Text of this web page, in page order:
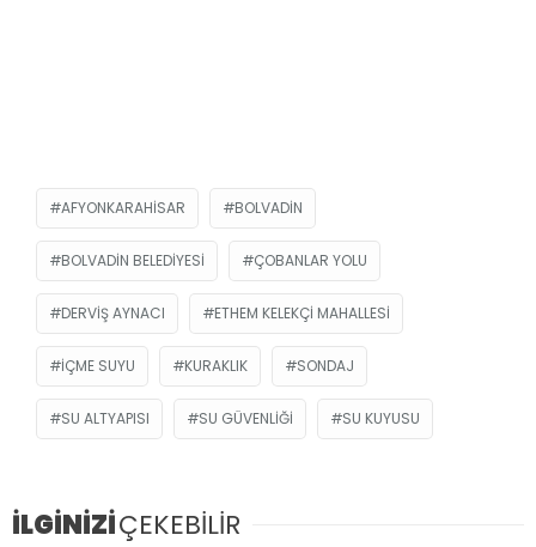
AFYONKARAHISAR BOLVADIN
BOLVADIN BELEDIYESI ÇOBANLAR YOLU
DERVIŞ AYNACI ETHEM KELEKÇI MAHALLESI
IÇME SUYU KURAKLIK SONDAJ
SU ALTYAPISI SU GÜVENLIĞI SU KUYUSU
İLGİNİZİÇEKEBİLİR